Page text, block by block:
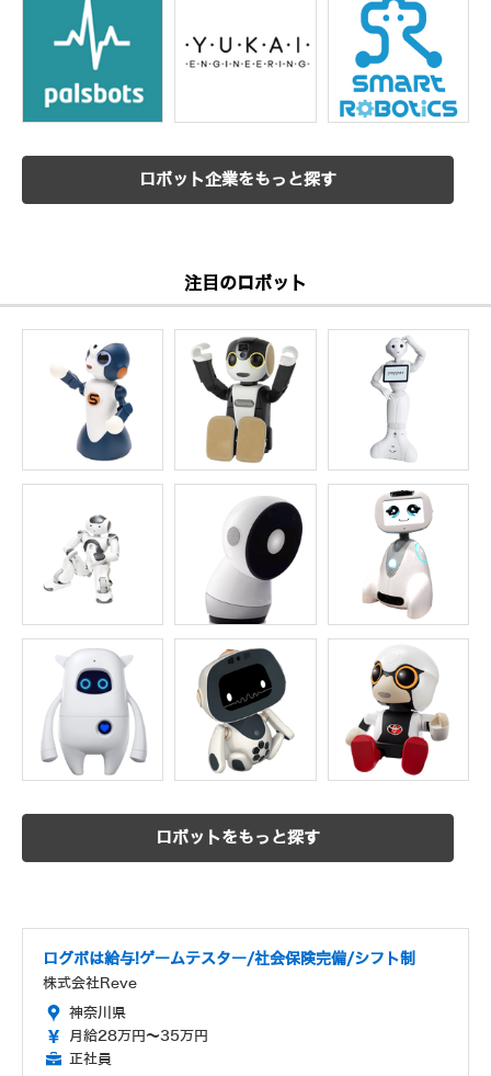
ロボット企業をもっと探す
注目のロボット
ロボットをもっと探す
ログボは給与!ゲームテスター/社会保険完備/シフト制
株式会社Reve
神奈川県
月給28万円～35万円
正社員